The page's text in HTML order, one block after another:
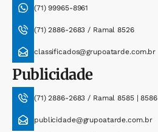
(71) 99965-8961
(71) 2886-2683 / Ramal 8526
classificados@grupoatarde.com.br
Publicidade
(71) 2886-2683 / Ramal 8585 | 8586
publicidade@grupoatarde.com.br